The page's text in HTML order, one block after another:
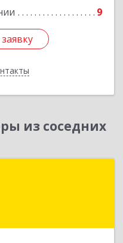
9
из соседних
г, Первомайская